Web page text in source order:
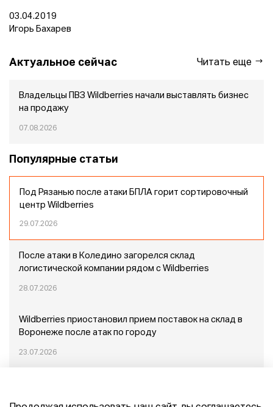
03.04.2019
Игорь Бахарев
Актуальное сейчас Читать еще
Владельцы ПВЗ Wildberries начали выставлять бизнес
на продажу
07.08.2026
Популярные статьи
Под Рязанью после атаки БПЛА горит сортировочный
центр Wildberries
29.07.2026
После атаки в Коледино загорелся склад
логистической компании рядом с Wildberries
28.07.2026
Wildberries приостановил прием поставок на склад в
Воронеже после атак по городу
23.07.2026